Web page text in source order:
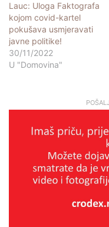
Lauc: Uloga Faktografa
kojom covid-kartel
pokušava usmjeravati
javne politike!
30/11/2022
U "Domovina"